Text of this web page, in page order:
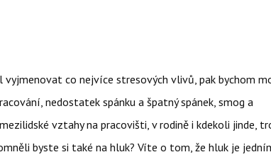
vyjmenovat co nejvíce stresových vlivů, pak bychom
nedostatek spánku a špatný spánek, smog a
vztahy na pracovišti, v rodině i kdekoli jinde,
byste si také na hluk? Víte o tom, že hluk je